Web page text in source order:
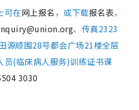
可在网上报名 ，或下载报名表，
、传真2323
源顺围28号都会广场21楼全层
员(临床病人服务)训练证书课
3030